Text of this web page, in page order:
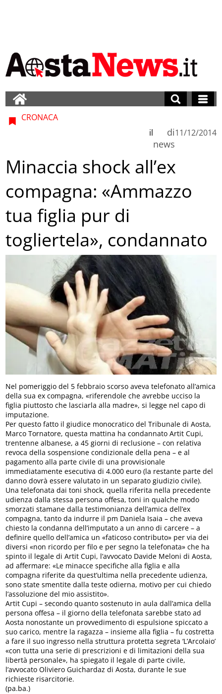
CRONACA
di
news
il 11/12/2014
Minaccia shock all’ex
compagna: «Ammazzo
tua figlia pur di
togliertela», condannato
Nel pomeriggio del 5 febbraio scorso aveva telefonato all’amica
della sua ex compagna, «riferendole che avrebbe ucciso la
figlia piuttosto che lasciarla alla madre», si legge nel capo di
imputazione.
Per questo fatto il giudice monocratico del Tribunale di Aosta,
Marco Tornatore, questa mattina ha condannato Artit Cupi,
trentenne albanese, a 45 giorni di reclusione – con relativa
revoca della sospensione condizionale della pena – e al
pagamento alla parte civile di una provvisionale
immediatamente esecutiva di 4.000 euro (la restante parte del
danno dovrà essere valutato in un separato giudizio civile).
Una telefonata dai toni shock, quella riferita nella precedente
udienza dalla stessa persona offesa, toni in qualche modo
smorzati stamane dalla testimonianza dell’amica dell’ex
compagna, tanto da indurre il pm Daniela Isaia – che aveva
chiesto la condanna dell’imputato a un anno di carcere – a
definire quello dell’amica un «faticoso contributo» per via dei
diversi «non ricordo per filo e per segno la telefonata» che ha
spinto il legale di Artit Cupi, l’avvocato Davide Meloni di Aosta,
ad affermare: «Le minacce specifiche alla figlia e alla
compagna riferite da quest’ultima nella precedente udienza,
sono state smentite dalla teste odierna, motivo per cui chiedo
l’assoluzione del mio assistito».
Artit Cupi – secondo quanto sostenuto in aula dall’amica della
persona offesa – il giorno della telefonata sarebbe stato ad
Aosta nonostante un provvedimento di espulsione spiccato a
suo carico, mentre la ragazza – insieme alla figlia – fu costretta
a fare il suo ingresso nella struttura protetta segreta ‘L’Arcolaio’
«con tutta una serie di prescrizioni e di limitazioni della sua
libertà personale», ha spiegato il legale di parte civile,
l’avvocato Oliviero Guichardaz di Aosta, durante le sue
richieste risarcitorie.
(pa.ba.)